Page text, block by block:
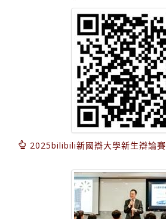
2025bilibili新國辯大學新生辯論賽